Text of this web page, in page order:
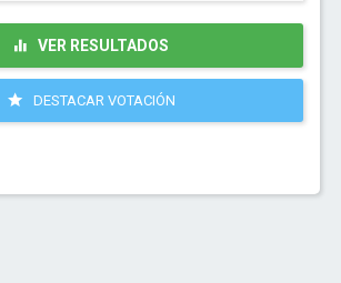
VER RESULTADOS
DESTACAR VOTACIÓN